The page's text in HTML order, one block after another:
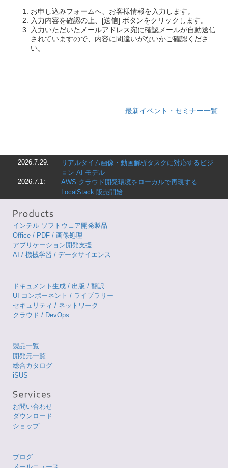
お申し込みフォームへ、お客様情報を入力します。
入力内容を確認の上、[送信] ボタンをクリックします。
入力いただいたメールアドレス宛に確認メールが自動送信
されていますので、内容に間違いがないかご確認くださ
い。
最新イベント・セミナー一覧
2026.7.29:
リアルタイム画像・動画解析タスクに対応するビジ
ョン AI モデル
2026.7.1:
AWS クラウド開発環境をローカルで再現する
LocalStack 販売開始
インテル ソフトウェア開発製品
Office / PDF / 画像処理
アプリケーション開発支援
AI / 機械学習 / データサイエンス
ドキュメント生成 / 出版 / 翻訳
UI コンポーネント / ライブラリー
セキュリティ / ネットワーク
クラウド / DevOps
製品一覧
開発元一覧
総合カタログ
iSUS
お問い合わせ
ダウンロード
ショップ
ブログ